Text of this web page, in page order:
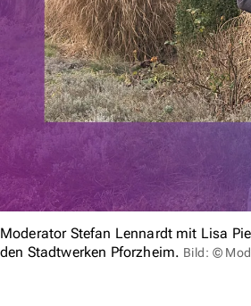
Moderator Stefan Lennardt mit Lisa
den Stadtwerken Pforzheim. Bild: ©